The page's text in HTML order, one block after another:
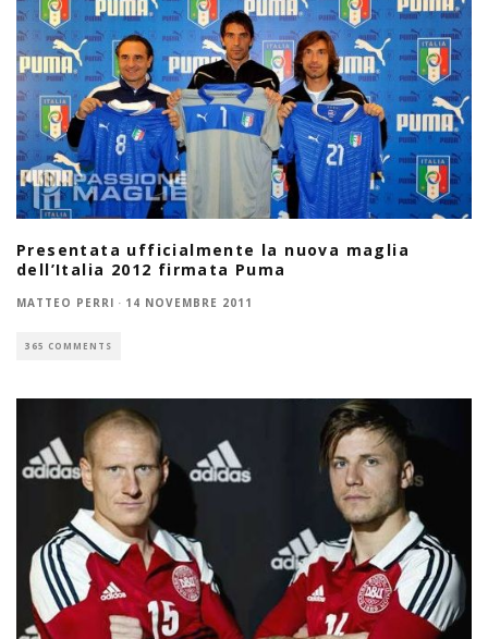
Presentata ufficialmente la nuova maglia
dell’Italia 2012 firmata Puma
MATTEO PERRI · 14 NOVEMBRE 2011
365 COMMENTS